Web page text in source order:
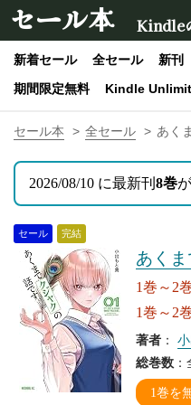
セール本 Kindle
新着セール 全セール 新刊
期間限定無料
Kindle
セール本 全セール あく
2026/08/10 に最新刊 8巻
セール 完結
あくま
1巻～2
1巻～2
著者 ：
総巻数
1巻を